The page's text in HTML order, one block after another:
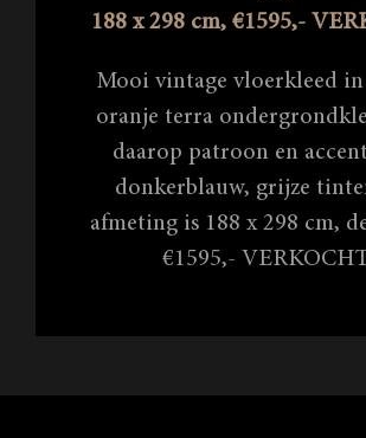
188 x 298 cm, €1595,-
Mooi vintage vloerkleed in
oranje terra
daarop patroon en
donkerblauw, grijze
afmeting is 188 x 298 cm,
€1595,-